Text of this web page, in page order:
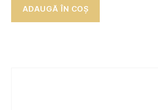
ADAUGĂ ÎN COȘ